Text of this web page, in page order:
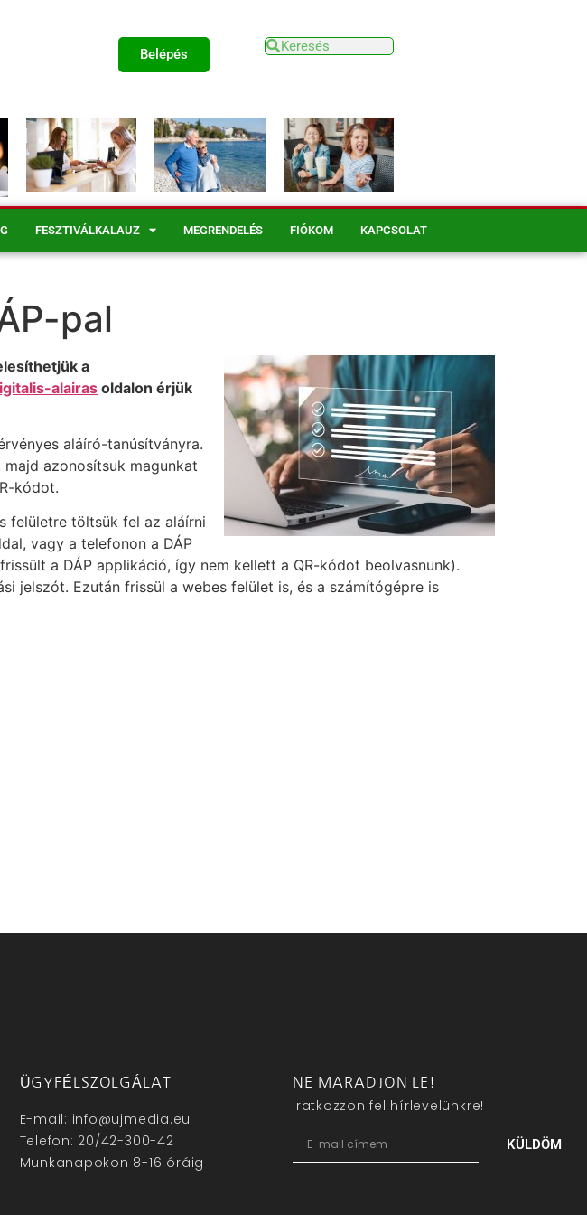
Belépés
FESZTIVÁLKALAUZ MEGRENDELÉS FIÓKOM KAPCSOLAT
pal
a
alairas oldalon érjük
aláíró-tanúsítványra.
azonosítsuk magunkat
kódot.
felületre töltsük fel az aláírni
vagy a telefonon a DÁP
a DÁP applikáció, így nem kellett a QR-kódot beolvasnunk).
jelszót. Ezután frissül a webes felület is, és a számítógépre is
ÜGYFÉLSZOLGÁLAT
E-mail: info@ujmedia.eu
Telefon: 20/42-300-42
Munkanapokon 8-16 óráig
NE MARADJON LE!
Iratkozzon fel hírlevelünkre!
KÜLDÖM